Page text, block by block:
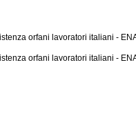
orfani lavoratori italiani -
orfani lavoratori italiani -